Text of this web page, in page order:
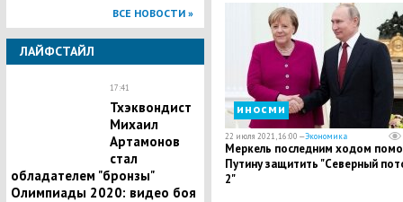
ВСЕ НОВОСТИ »
ЛАЙФСТАЙЛ
17:41
Тхэквондист
Михаил
Артамонов
стал
обладателем "бронзы"
Олимпиады 2020: видео боя
иносми
22 июля 2021, 16:00 —Экономика
Меркель последним ходом
Путину защитить "Северный
2"